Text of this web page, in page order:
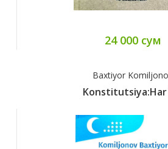
24 000 сум
Baxtiyor
Konstitutsiya:Har